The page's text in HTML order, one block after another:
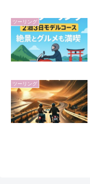
ツーリング
ツーリング